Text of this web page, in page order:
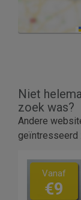
Niet
zoek was?
Andere
geïntresseerd
Vanaf
€9